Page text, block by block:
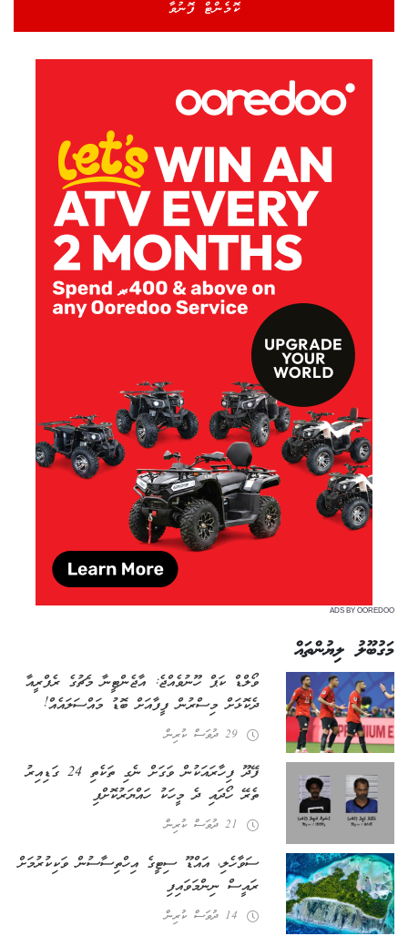
ADS BY OOREDOO
މަގުބޫލު ލިޔުންތައް
ވޯލްޑް ކަޕް ހޫނުވެއްޖެ: އާޖެންޓީނާ މެޗުގެ ރެފްރީއާ
ދެކޮޅަށް މިސްރުން ފީފާއަށް ބޮޑު މައްސަލައެއް!
29 ދުވަސް ކުރިން
ފޭދޫ ފިހާރައަކުން ވަގަށް ނެގި ތަކެތި 24 ގަޑިއިރު
ތެރޭ ހޯދައި ދެ މީހަކު ހައްޔަރުކޮށްފި
21 ދުވަސް ކުރިން
ސަވާހެލި، އައްޑޫ ސިޓީގެ އިހްތިސާސުން ވަކިކުރުމަށް
ރައީސް ނިންމަވައިފި
14 ދުވަސް ކުރިން